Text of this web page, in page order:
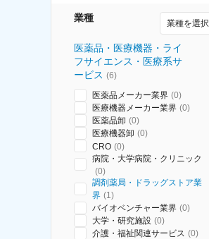
業種 業種を選択
医薬品・医療機器・ライ
フサイエンス・医療系サ
ービス (6)
医薬品メーカー業界 (0)
医療機器メーカー業界 (0)
医薬品卸 (0)
医療機器卸 (0)
CRO (0)
病院・大学病院・クリニック
(0)
調剤薬局・ドラッグストア業
界 (1)
バイオベンチャー業界 (0)
大学・研究施設 (0)
介護・福祉関連サービス (0)